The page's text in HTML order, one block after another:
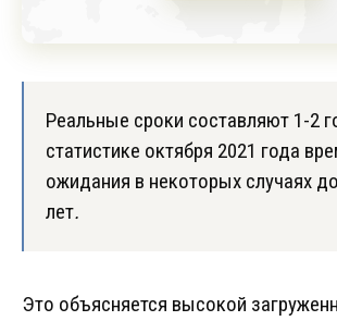
Реальные сроки составляют 1-2
статистике октября 2021 года
ожидания в некоторых случаях
лет.
Это объясняется высокой